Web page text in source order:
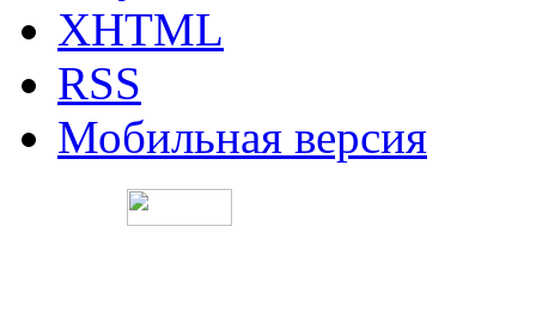
XHTML
RSS
Мобильная версия